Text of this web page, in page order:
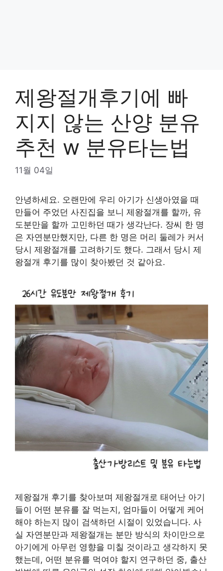
제왕절개후기에 빠
지지 않는 산양 분유
추천 w 분유타는법
11월 04일
안녕하세요. 오랜만에 우리 아기가 신생아였을 때
만들어 주었던 사진집을 보니 제왕절개를 할까, 유
도분만을 할까 고민하던 때가 생각난다. 장씨 한 명
은 자연분만했지만, 다른 한 명은 머리 둘레가 커서
당시 제왕절개를 고려하기도 했다. 그래서 당시 제
왕절개 후기를 많이 찾아봤던 것 같아요.
제왕절개 후기를 찾아보며 제왕절개로 태어난 아기
들이 어떤 분유를 잘 먹는지, 엄마들이 어떻게 케어
해야 하는지 많이 검색하던 시절이 있었습니다. 사
실 자연분만과 제왕절개는 분만 방식의 차이만으로
아기에게 아무런 영향을 미칠 것이라고 생각하지 못
했는데, 어떤 분유를 먹여야 할지 연구하던 중, 출산